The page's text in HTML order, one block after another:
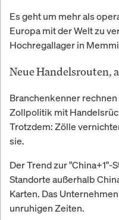
Es geht um mehr als
Europa mit der Welt zu
Hochregallager in
Neue Handelsrouten,
Branchenkenner
Zollpolitik mit
Trotzdem: Zölle
sie.
Der Trend zur
Standorte außerhalb
Karten. Das
unruhigen Zeiten.